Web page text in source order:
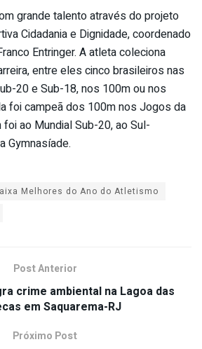
grande talento através do projeto
Cidadania e Dignidade, coordenado
Entringer. A atleta coleciona
entre eles cinco brasileiros nas
20 e Sub-18, nos 100m ou nos
foi campeã dos 100m nos Jogos da
ao Mundial Sub-20, ao Sul-
Gymnasíade.
Melhores do Ano do Atletismo
Post Anterior
crime ambiental na Lagoa das
em Saquarema-RJ
Próximo Post